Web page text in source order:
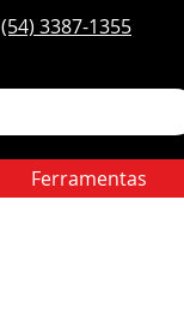
(54) 3387-1355
Ferramentas